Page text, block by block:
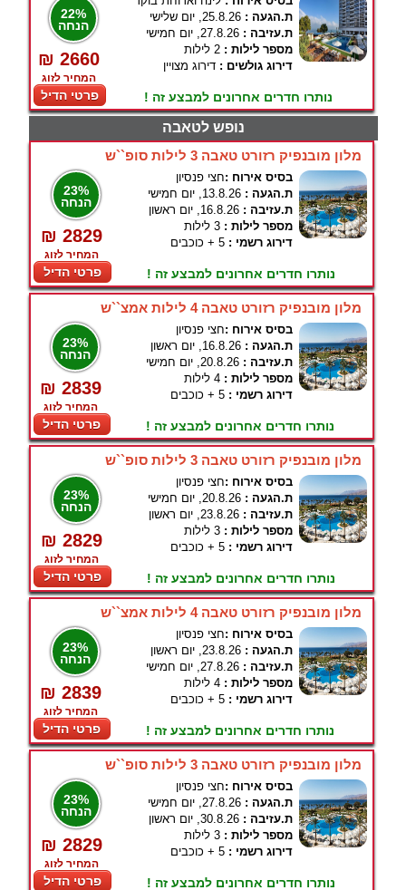
22%
הנחה
₪ 2660
המחיר לזוג
פרטי הדיל
ת.הגעה : 25.8.26, יום שלישי
ת.עזיבה : 27.8.26, יום חמישי
מספר לילות : 2 לילות
דירוג גולשים : דירוג מצויין
נותרו חדרים אחרונים למבצע זה !
נופש לטאבה
מלון מובנפיק רזורט טאבה 3 לילות סופ``ש
23%
הנחה
₪ 2829
המחיר לזוג
פרטי הדיל
בסיס אירוח :חצי פנסיון
ת.הגעה : 13.8.26, יום חמישי
ת.עזיבה : 16.8.26, יום ראשון
מספר לילות : 3 לילות
דירוג רשמי : 5 + כוכבים
נותרו חדרים אחרונים למבצע זה !
מלון מובנפיק רזורט טאבה 4 לילות אמצ``ש
23%
הנחה
₪ 2839
המחיר לזוג
פרטי הדיל
בסיס אירוח :חצי פנסיון
ת.הגעה : 16.8.26, יום ראשון
ת.עזיבה : 20.8.26, יום חמישי
מספר לילות : 4 לילות
דירוג רשמי : 5 + כוכבים
נותרו חדרים אחרונים למבצע זה !
מלון מובנפיק רזורט טאבה 3 לילות סופ``ש
23%
הנחה
₪ 2829
המחיר לזוג
פרטי הדיל
בסיס אירוח :חצי פנסיון
ת.הגעה : 20.8.26, יום חמישי
ת.עזיבה : 23.8.26, יום ראשון
מספר לילות : 3 לילות
דירוג רשמי : 5 + כוכבים
נותרו חדרים אחרונים למבצע זה !
מלון מובנפיק רזורט טאבה 4 לילות אמצ``ש
23%
הנחה
₪ 2839
המחיר לזוג
פרטי הדיל
בסיס אירוח :חצי פנסיון
ת.הגעה : 23.8.26, יום ראשון
ת.עזיבה : 27.8.26, יום חמישי
מספר לילות : 4 לילות
דירוג רשמי : 5 + כוכבים
נותרו חדרים אחרונים למבצע זה !
מלון מובנפיק רזורט טאבה 3 לילות סופ``ש
23%
הנחה
₪ 2829
המחיר לזוג
פרטי הדיל
בסיס אירוח :חצי פנסיון
ת.הגעה : 27.8.26, יום חמישי
ת.עזיבה : 30.8.26, יום ראשון
מספר לילות : 3 לילות
דירוג רשמי : 5 + כוכבים
נותרו חדרים אחרונים למבצע זה !